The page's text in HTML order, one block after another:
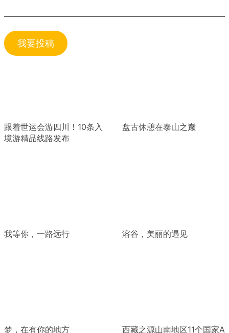
我要投稿
跟着世运会游四川！10条入
境游精品线路发布
盘古休憩在泰山之巅
我等你，一路远行 溶谷，美丽的遇见
梦，在有你的地方 西藏之源山南地区11个国家A